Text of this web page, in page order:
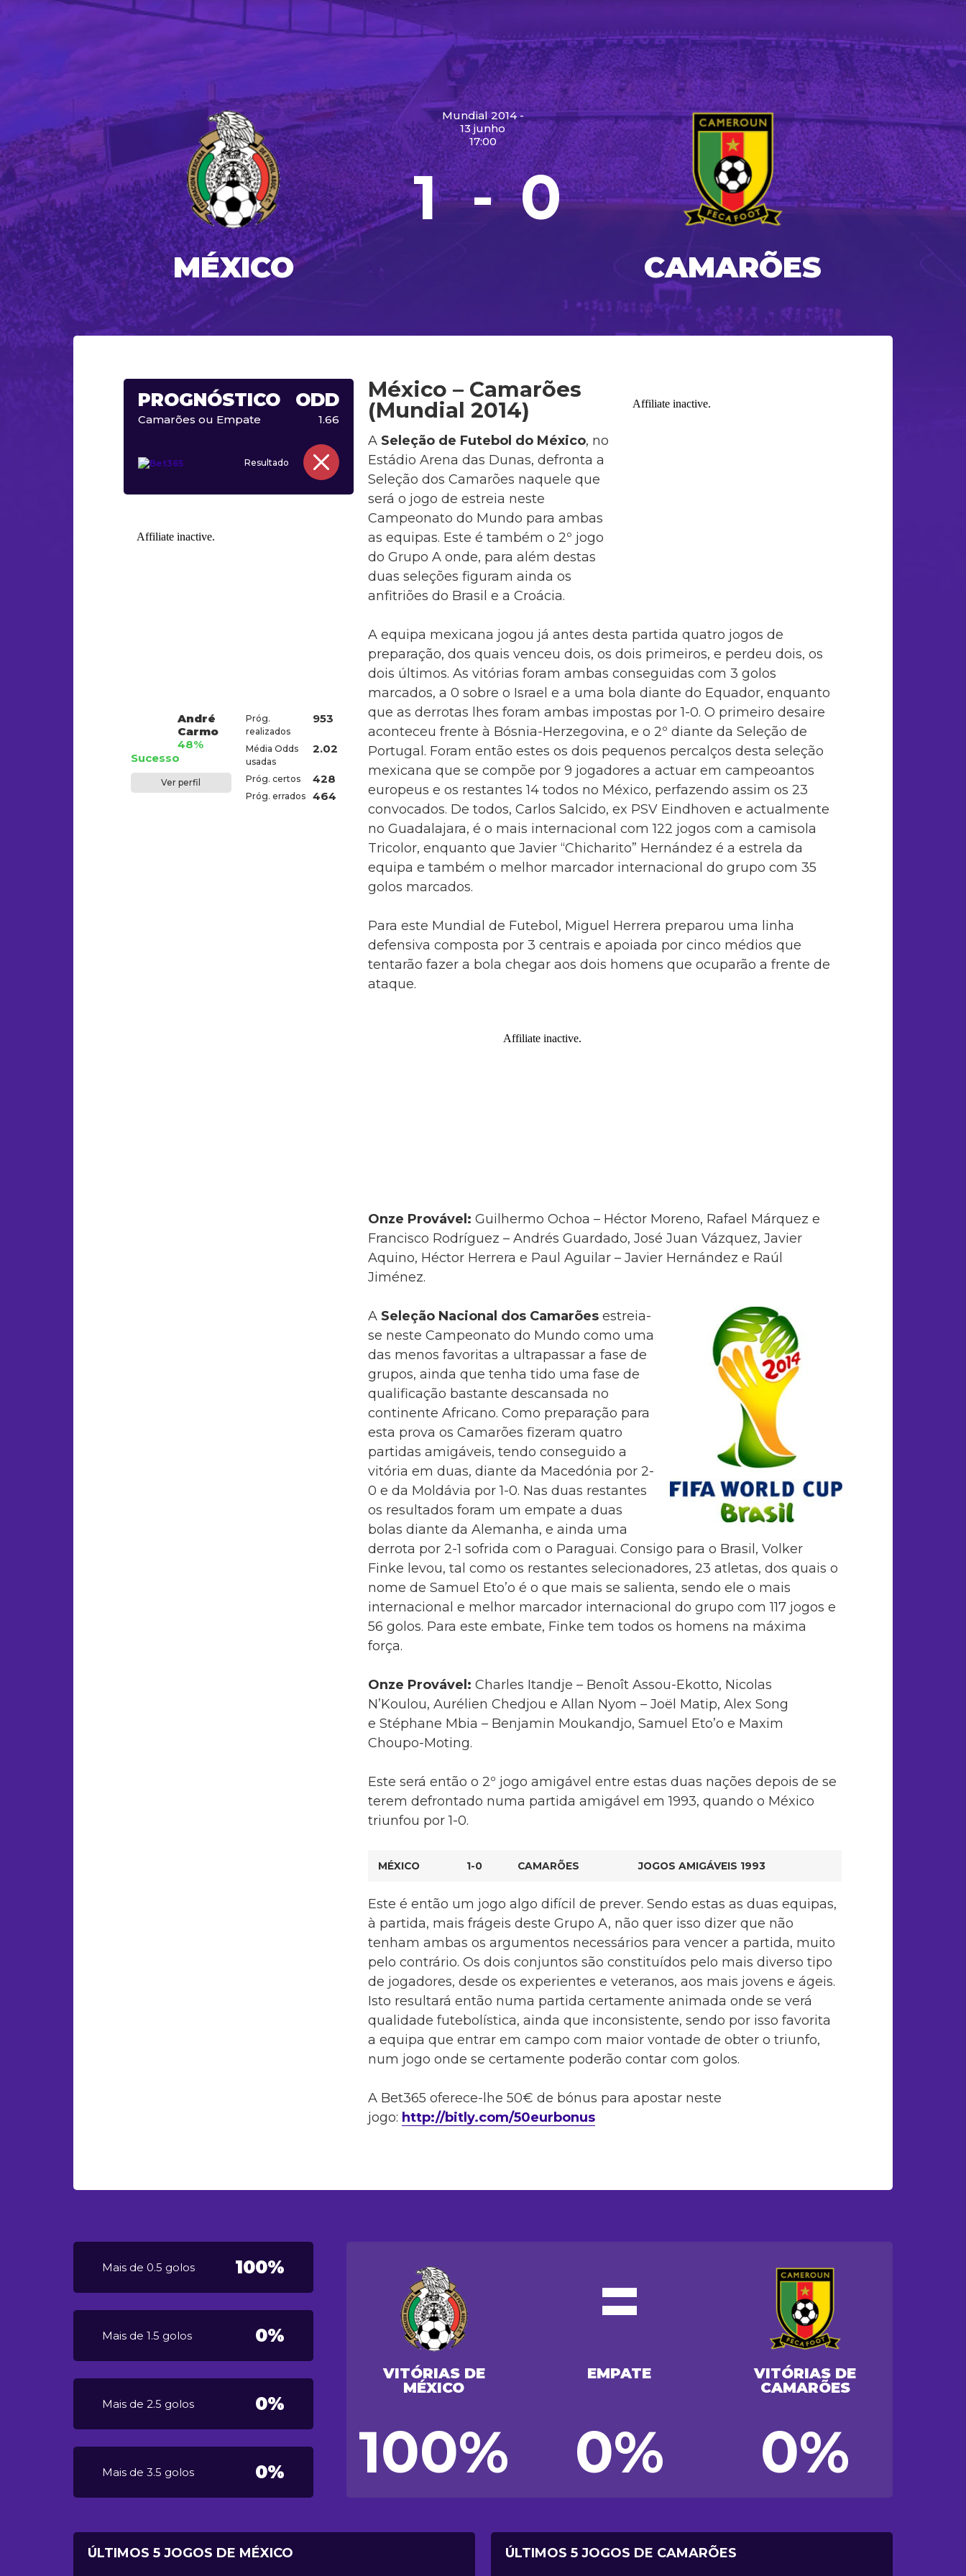
MÉXICO
Mundial 2014 -
13 junho
17:00
1 - 0
CAMARÕES
PROGNÓSTICO ODD
Camarões ou Empate 1.66
Resultado
André
Carmo
48%
Sucesso
Ver perfil
Próg.
realizados
953
Média Odds
usadas
2.02
Próg. certos 428
Próg. errados 464
México – Camarões
(Mundial 2014)
A Seleção de Futebol do México, no
Estádio Arena das Dunas, defronta a
Seleção dos Camarões naquele que
será o jogo de estreia neste
Campeonato do Mundo para ambas
as equipas. Este é também o 2º jogo
do Grupo A onde, para além destas
duas seleções figuram ainda os
anfitriões do Brasil e a Croácia.
A equipa mexicana jogou já antes desta partida quatro jogos de
preparação, dos quais venceu dois, os dois primeiros, e perdeu dois, os
dois últimos. As vitórias foram ambas conseguidas com 3 golos
marcados, a 0 sobre o Israel e a uma bola diante do Equador, enquanto
que as derrotas lhes foram ambas impostas por 1-0. O primeiro desaire
aconteceu frente à Bósnia-Herzegovina, e o 2º diante da Seleção de
Portugal. Foram então estes os dois pequenos percalços desta seleção
mexicana que se compõe por 9 jogadores a actuar em campeoantos
europeus e os restantes 14 todos no México, perfazendo assim os 23
convocados. De todos, Carlos Salcido, ex PSV Eindhoven e actualmente
no Guadalajara, é o mais internacional com 122 jogos com a camisola
Tricolor, enquanto que Javier “Chicharito” Hernández é a estrela da
equipa e também o melhor marcador internacional do grupo com 35
golos marcados.
Para este Mundial de Futebol, Miguel Herrera preparou uma linha
defensiva composta por 3 centrais e apoiada por cinco médios que
tentarão fazer a bola chegar aos dois homens que ocuparão a frente de
ataque.
Onze Provável: Guilhermo Ochoa – Héctor Moreno, Rafael Márquez e
Francisco Rodríguez – Andrés Guardado, José Juan Vázquez, Javier
Aquino, Héctor Herrera e Paul Aguilar – Javier Hernández e Raúl
Jiménez.
A Seleção Nacional dos Camarõesestreia-
se neste Campeonato do Mundo como uma
das menos favoritas a ultrapassar a fase de
grupos, ainda que tenha tido uma fase de
qualificação bastante descansada no
continente Africano. Como preparação para
esta prova os Camarões fizeram quatro
partidas amigáveis, tendo conseguido a
vitória em duas, diante da Macedónia por 2-
0 e da Moldávia por 1-0. Nas duas restantes
os resultados foram um empate a duas
bolas diante da Alemanha, e ainda uma
derrota por 2-1 sofrida com o Paraguai. Consigo para o Brasil, Volker
Finke levou, tal como os restantes selecionadores, 23 atletas, dos quais o
nome de Samuel Eto’o é o que mais se salienta, sendo ele o mais
internacional e melhor marcador internacional do grupo com 117 jogos e
56 golos. Para este embate, Finke tem todos os homens na máxima
força.
Onze Provável: Charles Itandje – Benoît Assou-Ekotto, Nicolas
N’Koulou, Aurélien Chedjou e Allan Nyom – Joël Matip, Alex Song
e Stéphane Mbia – Benjamin Moukandjo, Samuel Eto’o e Maxim
Choupo-Moting.
Este será então o 2º jogo amigável entre estas duas nações depois de se
terem defrontado numa partida amigável em 1993, quando o México
triunfou por 1-0.
MÉXICO 1-0 CAMARÕES JOGOS AMIGÁVEIS 1993
Este é então um jogo algo difícil de prever. Sendo estas as duas equipas,
à partida, mais frágeis deste Grupo A, não quer isso dizer que não
tenham ambas os argumentos necessários para vencer a partida, muito
pelo contrário. Os dois conjuntos são constituídos pelo mais diverso tipo
de jogadores, desde os experientes e veteranos, aos mais jovens e ágeis.
Isto resultará então numa partida certamente animada onde se verá
qualidade futebolística, ainda que inconsistente, sendo por isso favorita
a equipa que entrar em campo com maior vontade de obter o triunfo,
num jogo onde se certamente poderão contar com golos.
A Bet365 oferece-lhe 50€ de bónus para apostar neste
jogo: http://bitly.com/50eurbonus
Mais de 0.5 golos 100%
Mais de 1.5 golos 0%
Mais de 2.5 golos 0%
Mais de 3.5 golos 0%
VITÓRIAS DE
MÉXICO
100%
=
EMPATE
0%
VITÓRIAS DE
CAMARÕES
0%
ÚLTIMOS 5 JOGOS DE MÉXICO ÚLTIMOS 5 JOGOS DE CAMARÕES